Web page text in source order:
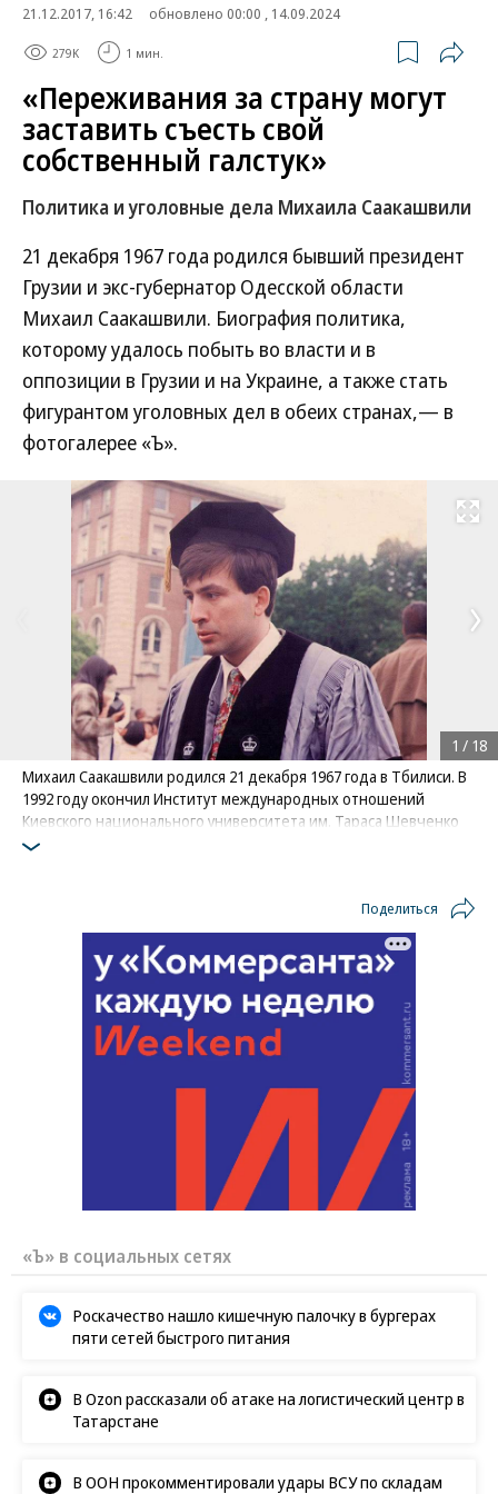
21.12.2017, 16:42
обновлено 00:00 , 14.09.2024
279K 1 мин.
«Переживания за страну могут
заставить съесть свой
собственный галстук»
Политика и уголовные дела Михаила Саакашвили
21 декабря 1967 года родился бывший президент
Грузии и экс-губернатор Одесской области
Михаил Саакашвили. Биография политика,
которому удалось побыть во власти и в
оппозиции в Грузии и на Украине, а также стать
фигурантом уголовных дел в обеих странах,— в
фотогалерее «Ъ».
Развернуть
Михаил Саакашвили родился 21 декабря 1967 года в Тбилиси. В
1992 году окончил Институт международных отношений
Киевского национального университета им. Тараса Шевченко
по специальности «международное право». Учился в США,
1 / 18
Поделиться
«Ъ» в социальных сетях
Роскачество нашло кишечную палочку в бургерах
пяти сетей быстрого питания
В Ozon рассказали об атаке на логистический центр в
Татарстане
В ООН прокомментировали удары ВСУ по складам